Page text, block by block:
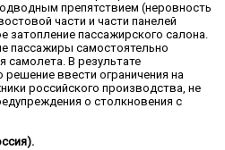
препятствием (неровность
части и части панелей
затопление пассажирского салона.
пассажиры самостоятельно
самолета. В результате
ввести ограничения на
российского производства, не
о столкновения с